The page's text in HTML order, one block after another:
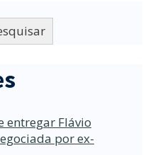
entregar Flávio
por ex-